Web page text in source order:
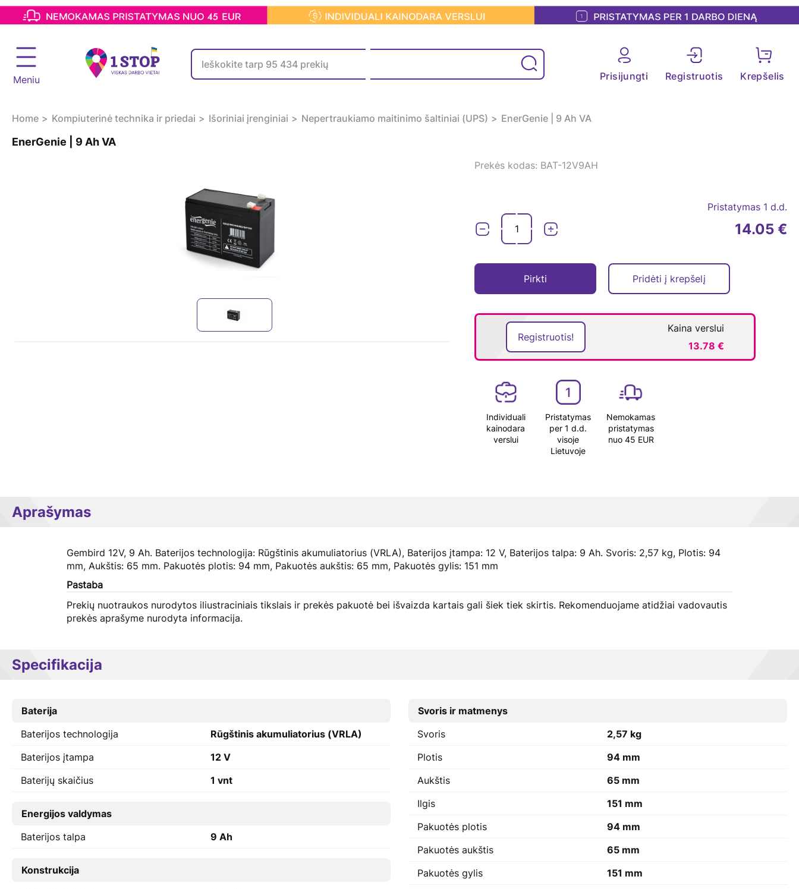
Meniu Prisijungti Registruotis Krepšelis
Home Kompiuterinė technika ir priedai Išoriniai įrenginiai Nepertraukiamo maitinimo šaltiniai (UPS) EnerGenie | 9 Ah VA
EnerGenie | 9 Ah VA
Prekės kodas: BAT-12V9AH
14.05 €
Pristatymas 1 d.d.
Pirkti Pridėti į krepšelį
Registruotis!
Kaina verslui
13.78 €
Individuali
kainodara
verslui
Pristatymas
per 1 d.d.
visoje
Lietuvoje
Nemokamas
pristatymas
nuo 45 EUR
Aprašymas
Gembird 12V, 9 Ah. Baterijos technologija: Rūgštinis akumuliatorius (VRLA), Baterijos įtampa: 12 V, Baterijos talpa: 9 Ah. Svoris: 2,57 kg, Plotis: 94
mm, Aukštis: 65 mm. Pakuotės plotis: 94 mm, Pakuotės aukštis: 65 mm, Pakuotės gylis: 151 mm
Pastaba
Prekių nuotraukos nurodytos iliustraciniais tikslais ir prekės pakuotė bei išvaizda kartais gali šiek tiek skirtis. Rekomenduojame atidžiai vadovautis
prekės aprašyme nurodyta informacija.
Specifikacija
Baterija
Baterijos technologija
Rūgštinis akumuliatorius (VRLA)
Baterijos įtampa
12 V
Baterijų skaičius
1 vnt
Energijos valdymas
Baterijos talpa
9 Ah
Konstrukcija
Svoris ir matmenys
Svoris
2,57 kg
Plotis
94 mm
Aukštis
65 mm
Ilgis
151 mm
Pakuotės plotis
94 mm
Pakuotės aukštis
65 mm
Pakuotės gylis
151 mm